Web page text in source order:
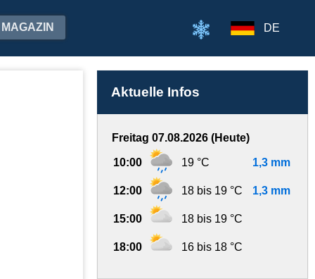
MAGAZIN DE
Aktuelle Infos
Freitag 07.08.2026 (Heute)
10:00 19 °C 1,3 mm
12:00 18 bis 19 °C 1,3 mm
15:00 18 bis 19 °C
18:00 16 bis 18 °C